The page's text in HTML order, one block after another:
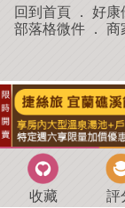
回到首頁 ． 好康
部落格微件． 商
收藏 評